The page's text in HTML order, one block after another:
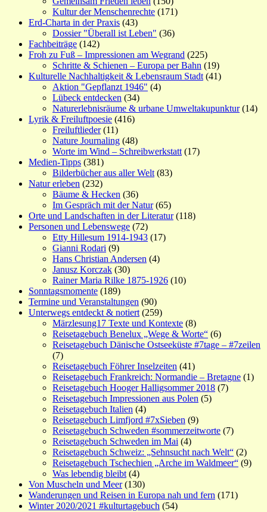
Kultur der Menschenrechte (171)
Erd-Charta in der Praxis (43)
Dossier "Überall ist Leben" (36)
Fachbeiträge (142)
Froh zu Fuß – Impressionen am Wegrand (225)
Schritte & Schienen – Europa per Bahn (19)
Kulturelle Nachhaltigkeit & Lebensraum Stadt (41)
Aktion "Gepflanzt 1946" (4)
Lübeck entdecken (34)
Naturerlebnisräume & urbane Umweltakupunktur(14)
Lyrik & Freiluftpoesie (416)
Freiluftlieder(11)
Nature Journaling (48)
Worte im Wind – Schreibwerkstatt (17)
Medien-Tipps (381)
Bilderbücher aus aller Welt (83)
Natur erleben (232)
Bäume & Hecken (36)
Im Gespräch mit der Natur(65)
Orte und Landschaften in der Literatur(118)
Personen und Lebenswege (72)
Etty Hillesum 1914-1943 (17)
Gianni Rodari (9)
Hans Christian Andersen (4)
Janusz Korczak (30)
Rainer Maria Rilke 1875-1926 (10)
Sonntagsmomente (189)
Termine und Veranstaltungen (90)
Unterwegs entdeckt & notiert (259)
Märzlesung17 Texte und Kontexte (8)
Reisetagebuch Benelux „Wege & Worte“ (6)
Reisetagebuch Dänische Ostseeküste #7tage – #7zeilen
(7)
Reisetagebuch Föhrer Inselzeiten (41)
Reisetagebuch Frankreich: Normandie – Bretagne (1)
Reisetagebuch Hooger Halligsommer 2018 (7)
Reisetagebuch Impressionen aus Polen (5)
Reisetagebuch Italien (4)
Reisetagebuch Limfjord #7xSieben (9)
Reisetagebuch Schweden #sommerzeitworte (7)
Reisetagebuch Schweden im Mai (4)
Reisetagebuch Schweiz: „Sehnsucht nach Welt“ (2)
Reisetagebuch Tschechien „Arche im Waldmeer“ (9)
Was lebendig bleibt (4)
Von Muscheln und Meer(130)
Wanderungen und Reisen in Europa nah und fern (171)
Winter 2020/2021 #kulturtagebuch (54)